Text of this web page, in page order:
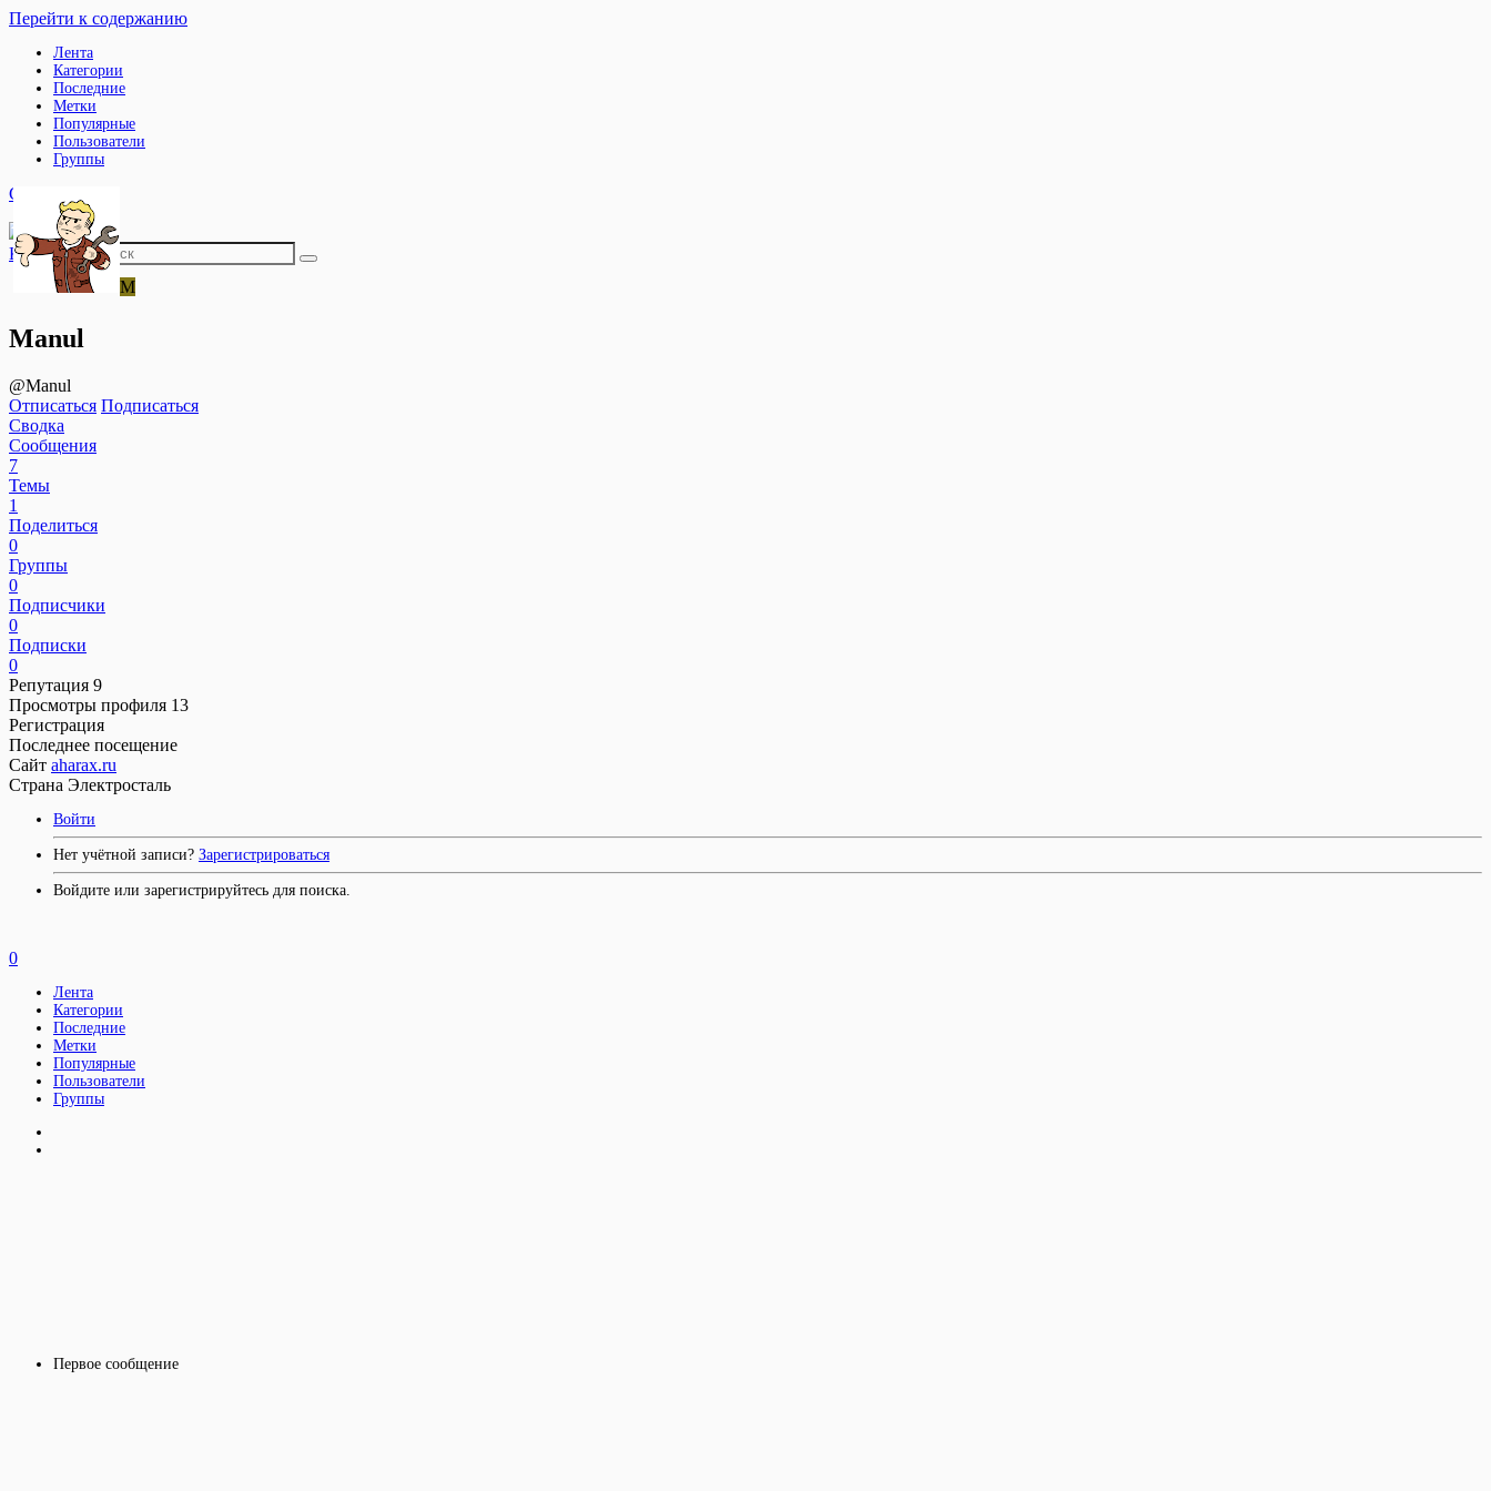
Перейти к содержанию
Лента
Категории
Последние
Метки
Популярные
Пользователи
Группы
Свернуть
Категории
M
Manul
@Manul
Отписаться Подписаться
Сводка
Сообщения
7
Темы
1
Поделиться
0
Группы
0
Подписчики
0
Подписки
0
Репутация 9
Просмотры профиля 13
Регистрация
Последнее посещение
Сайт aharax.ru
Страна Электросталь
Войти
Нет учётной записи? Зарегистрироваться
Войдите или зарегистрируйтесь для поиска.
Первое сообщение
0
Лента
Категории
Последние
Метки
Популярные
Пользователи
Группы